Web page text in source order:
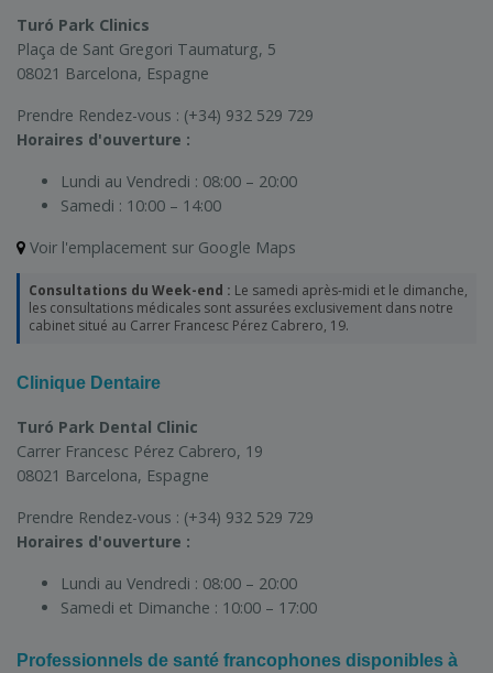
Turó Park Clinics
Plaça de Sant Gregori Taumaturg, 5
08021 Barcelona, Espagne
Prendre Rendez-vous : (+34) 932 529 729
Horaires d'ouverture :
Lundi au Vendredi : 08:00 – 20:00
Samedi : 10:00 – 14:00
Voir l'emplacement sur Google Maps
Consultations du Week-end : Le samedi après-midi et le dimanche,
les consultations médicales sont assurées exclusivement dans notre
cabinet situé au Carrer Francesc Pérez Cabrero, 19.
Clinique Dentaire
Turó Park Dental Clinic
Carrer Francesc Pérez Cabrero, 19
08021 Barcelona, Espagne
Prendre Rendez-vous : (+34) 932 529 729
Horaires d'ouverture :
Lundi au Vendredi : 08:00 – 20:00
Samedi et Dimanche : 10:00 – 17:00
Professionnels de santé francophones disponibles à